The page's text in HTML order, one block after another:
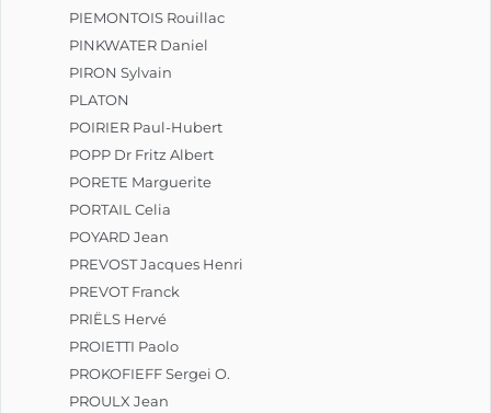
PIEMONTOIS Rouillac
PINKWATER Daniel
PIRON Sylvain
PLATON
POIRIER Paul-Hubert
POPP Dr Fritz Albert
PORETE Marguerite
PORTAIL Celia
POYARD Jean
PREVOST Jacques Henri
PREVOT Franck
PRIËLS Hervé
PROIETTI Paolo
PROKOFIEFF Sergei O.
PROULX Jean